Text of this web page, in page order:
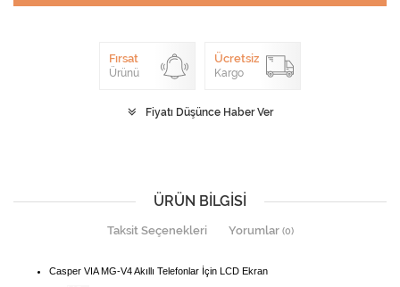
Fırsat
Ürünü
Ücretsiz
Kargo
Fiyatı Düşünce Haber Ver
ÜRÜN BILGISI
Taksit Seçenekleri Yorumlar (0)
Casper VIA MG-V4 Akıllı Telefonlar İçin LCD Ekran